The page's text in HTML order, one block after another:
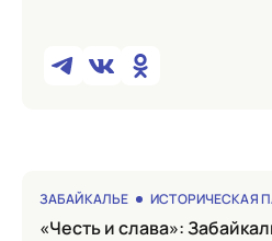
ЗАБАЙКАЛЬЕ ИСТОРИЧЕСКАЯ
«Честь и слава»: Забайкалье возводит